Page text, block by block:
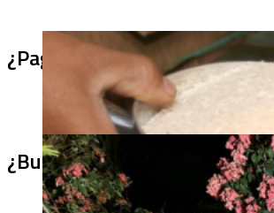
¿Pagaron menos de lo
¿Bus bomba rumbo a Cali?